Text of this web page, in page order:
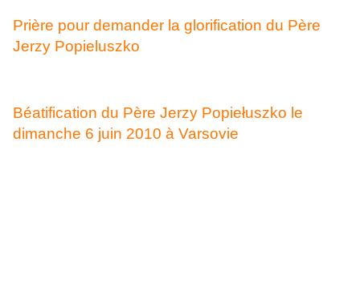
Prière pour demander la glorification du Père
Jerzy Popieluszko
Béatification du Père Jerzy Popiełuszko le
dimanche 6 juin 2010 à Varsovie